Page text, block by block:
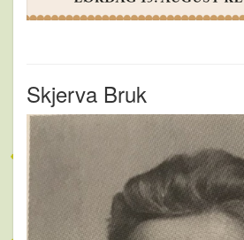
Skjerva Bruk